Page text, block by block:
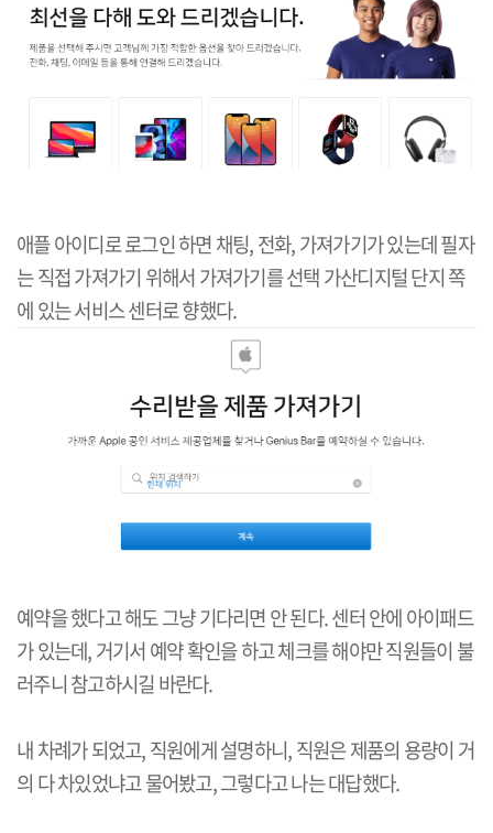
애플 아이디로 로그인 하면 채팅, 전화, 가져가기가 있는데 필자
는 직접 가져가기 위해서 가져가기를 선택 가산디지털 단지 쪽
에 있는 서비스 센터로 향했다.
예약을 했다고 해도 그냥 기다리면 안 된다. 센터 안에 아이패드
가 있는데, 거기서 예약 확인을 하고 체크를 해야만 직원들이 불
러주니 참고하시길 바란다.
내 차례가 되었고, 직원에게 설명하니, 직원은 제품의 용량이 거
의 다 차있었냐고 물어봤고, 그렇다고 나는 대답했다.